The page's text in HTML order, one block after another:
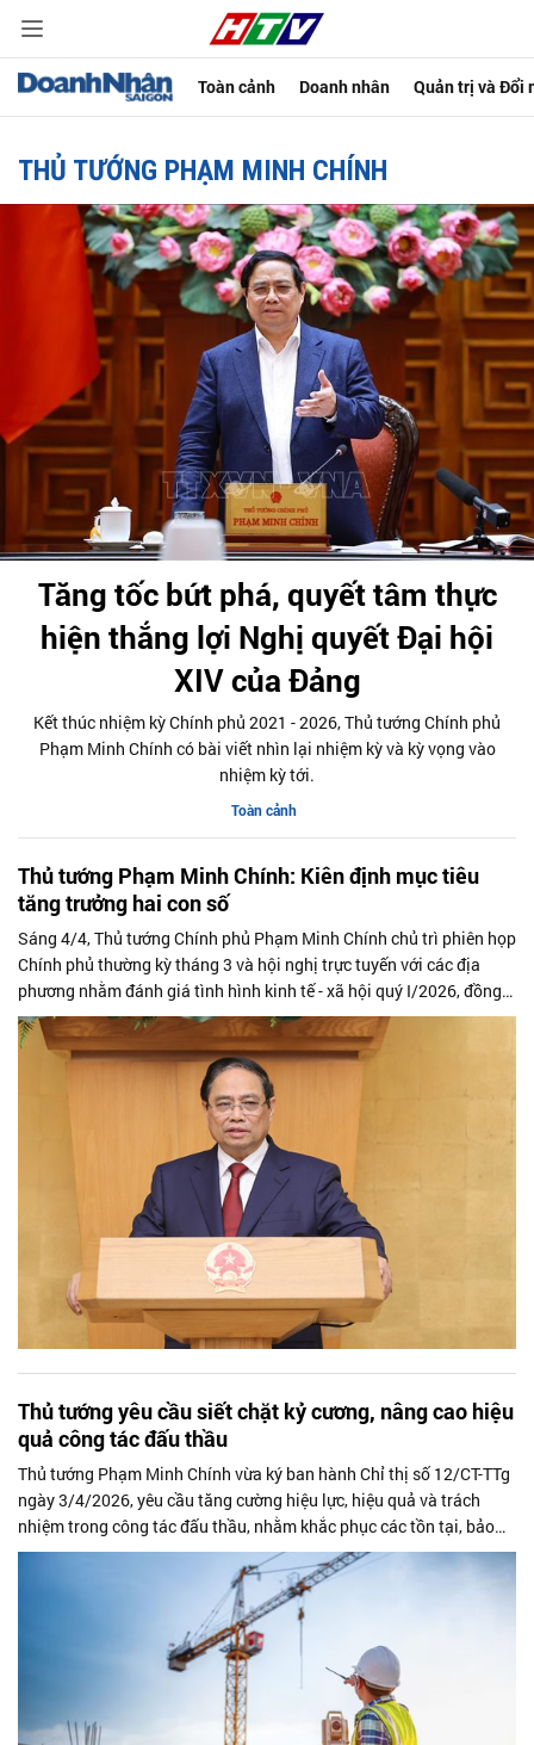
Toàn cảnh Doanh nhân Quản trị và Đổi
THỦ TƯỚNG PHẠM MINH CHÍNH
Tăng tốc bứt phá, quyết tâm thực
hiện thắng lợi Nghị quyết Đại hội
XIV của Đảng
Kết thúc nhiệm kỳ Chính phủ 2021 - 2026, Thủ tướng Chính phủ
Phạm Minh Chính có bài viết nhìn lại nhiệm kỳ và kỳ vọng vào
nhiệm kỳ tới.
Toàn cảnh
Thủ tướng Phạm Minh Chính: Kiên định mục tiêu
tăng trưởng hai con số
Sáng 4/4, Thủ tướng Chính phủ Phạm Minh Chính chủ trì phiên họp
Chính phủ thường kỳ tháng 3 và hội nghị trực tuyến với các địa
phương nhằm đánh giá tình hình kinh tế - xã hội quý I/2026, đồng
thời đề ra nhiệm vụ, giải pháp trọng tâm cho quý II và thời gian tới.
Thủ tướng yêu cầu siết chặt kỷ cương, nâng cao hiệu
quả công tác đấu thầu
Thủ tướng Phạm Minh Chính vừa ký ban hành Chỉ thị số 12/CT-TTg
ngày 3/4/2026, yêu cầu tăng cường hiệu lực, hiệu quả và trách
nhiệm trong công tác đấu thầu, nhằm khắc phục các tồn tại, bảo
đảm tính công khai, minh bạch và phòng ngừa tiêu cực.